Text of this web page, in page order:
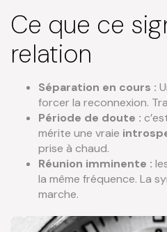
Ce que ce
relation
Séparation en cours :
forcer la reconnexion.
Période de doute :
mérite une vraie
prise à chaud.
Réunion imminente :
la même fréquence. La
marche.